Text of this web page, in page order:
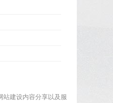
站建设内容分享以及服